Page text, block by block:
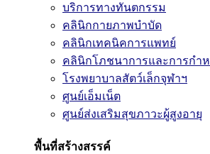
บริการทางทันตกรรม
คลินิกกายภาพบำบัด
คลินิกเทคนิคการแพทย์
คลินิกโภชนาการและการกำ
โรงพยาบาลสัตว์เล็กจุฬาฯ
ศูนย์เอ็มเน็ต
ศูนย์ส่งเสริมสุขภาวะผู้สูงอายุ
พื้นที่สร้างสรรค์